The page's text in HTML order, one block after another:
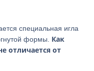
специальная игла
формы. Как
отличается от